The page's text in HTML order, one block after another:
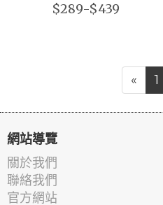
$289-$439
« 1
網站導覽
關於我們
聯絡我們
官方網站